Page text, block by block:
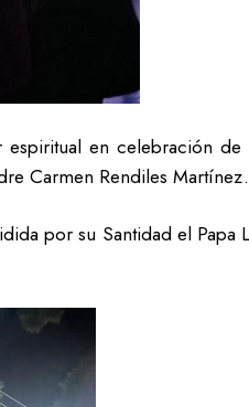
en celebración
Carmen Rendiles Martínez.
por su Santidad el Papa